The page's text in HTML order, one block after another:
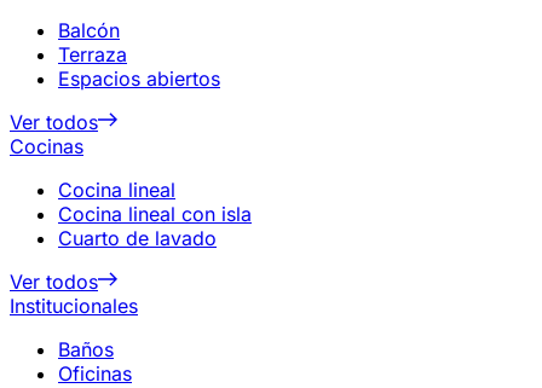
Balcón
Terraza
Espacios abiertos
Ver todos
Cocinas
Cocina lineal
Cocina lineal con isla
Cuarto de lavado
Ver todos
Institucionales
Baños
Oficinas